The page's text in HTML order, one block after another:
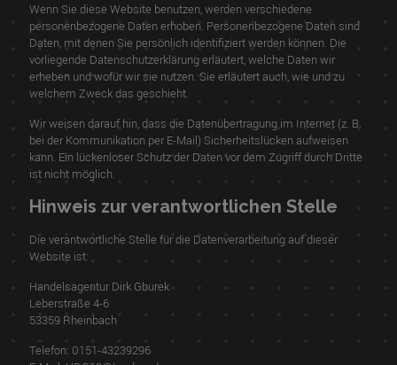
Wenn Sie diese Website benutzen, werden verschiedene
personenbezogene Daten erhoben. Personenbezogene Daten sind
Daten, mit denen Sie persönlich identifiziert werden können. Die
vorliegende Datenschutzerklärung erläutert, welche Daten wir
erheben und wofür wir sie nutzen. Sie erläutert auch, wie und zu
welchem Zweck das geschieht.
Wir weisen darauf hin, dass die Datenübertragung im Internet (z. B.
bei der Kommunikation per E-Mail) Sicherheitslücken aufweisen
kann. Ein lückenloser Schutz der Daten vor dem Zugriff durch Dritte
ist nicht möglich.
Hinweis zur verantwortlichen Stelle
Die verantwortliche Stelle für die Datenverarbeitung auf dieser
Website ist:
Handelsagentur Dirk Gburek
Leberstraße 4-6
53359 Rheinbach
Telefon: 0151-43239296